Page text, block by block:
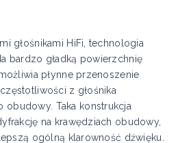
głośnikami HiFi, technologia
bardzo gładką powierzchnię
płynne przenoszenie
z głośnika
Taka konstrukcja
na krawędziach obudowy,
ogólną klarowność dźwięku.